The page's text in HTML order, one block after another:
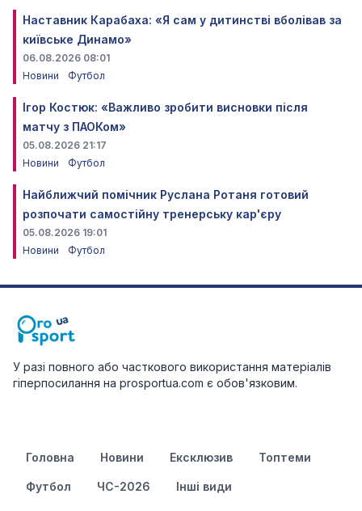
Наставник Карабаха: «Я сам у дитинстві вболівав за
київське Динамо»
06.08.2026 08:01
Новини
Футбол
Ігор Костюк: «Важливо зробити висновки після
матчу з ПАОКом»
05.08.2026 21:17
Новини
Футбол
Найближчий помічник Руслана Ротаня готовий
розпочати самостійну тренерську кар'єру
05.08.2026 19:01
Новини
Футбол
У разі повного або часткового використання матеріалів
гіперпосилання на prosportua.com є обов'язковим.
Головна Новини Ексклюзив Топтеми
Футбол ЧС-2026 Інші види